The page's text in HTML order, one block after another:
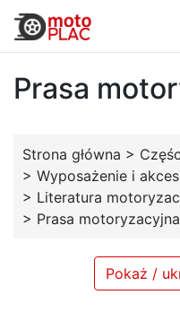
Prasa
Strona główna >
> Wyposażenie i
> Literatura
> Prasa motoryzacyjna
Pokaż /